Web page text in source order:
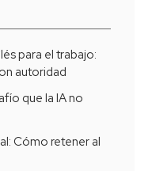
autoridad